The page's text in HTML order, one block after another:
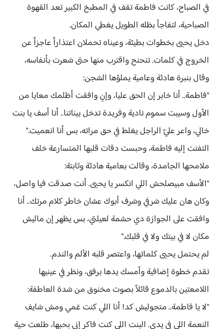
في الصباح، كانت فاطمة تقف في المطبخ الكبير تعد القهوة
الصباحية، لتفاجأ بظله الطويل يغطي المكان.
دخل يحيى بخطوات بطيئة، وعيناه تحملان اعتذاراً عاجزاً عن
الخروج في كلمات. تنحنح واقترب منها حتى شعرت بأنفاسه،
وقال بنبرة هادئة وعامية يملؤها الشجن:
"فاطمة.. أنا خابر إن الحق عليا، وإنِ وافقت أظلمك معايا من
الأول وسيبت سموم نادية وفريدة تدخل بيناتنا.. أنا أسف يا بنت
خالي، واعر عليّ الراجل يغلط في حق مراته، بس أنا انعميت."
التفتت إليه فاطمة، وحبست دقات قلبها المتسارعة خلف
ملامحها الجامدة، وقالت بعامية هادئة وثابتة:
"الأسف مبيصلحش اللي انكسر يا يحيى. أنت صدقت فيا واصل،
وكان هان عليك شرفي وشرف أبوك عشان خاطر كلام مرتك.. أنا
وافقت على الجوازة دي حشمة لعيلتي، بس يظهر إن ماليش
مكان لا في بيتك ولا في قلبك."
لم يحتمل يحيى كلماتها، واعتصر قلبه الألم والندم.
تقدم خطوة إضافية وأمسك يدها برفق، ونظر في عينيها
اللامعتين بالدموع قائلاً بصوت مخنوق من شدة العاطفة:
"لا يا فاطمة.. متجوليش كد! أنا اللي كنت عَمي ومش شايف
النعمة اللي في يدي. البنت اللي كنت فاكر إني بحبها، طلعت حية